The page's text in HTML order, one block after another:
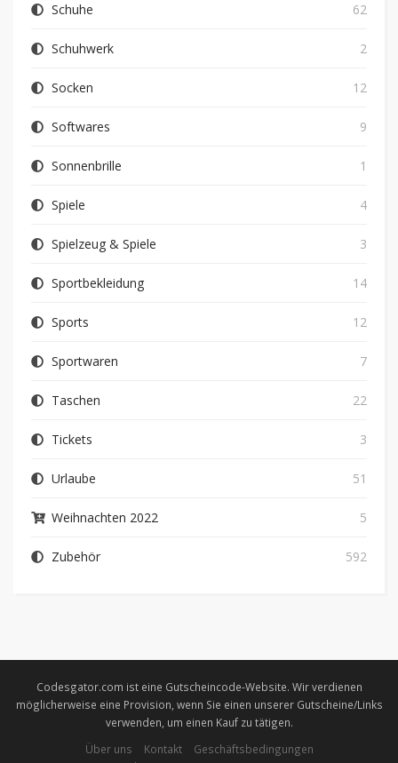
Schuhe 62
Schuhwerk 2
Socken 12
Softwares 9
Sonnenbrille 1
Spiele 4
Spielzeug & Spiele 3
Sportbekleidung 14
Sports 12
Sportwaren 7
Taschen 22
Tickets 3
Urlaube 51
Weihnachten 2022 5
Zubehör 592
Codesgator.com ist eine Gutscheincode-Website. Wir verdienen
möglicherweise eine Provision, wenn Sie einen unserer Gutscheine/Links
verwenden, um einen Kauf zu tätigen.
Über uns
Kontakt
Geschäftsbedingungen